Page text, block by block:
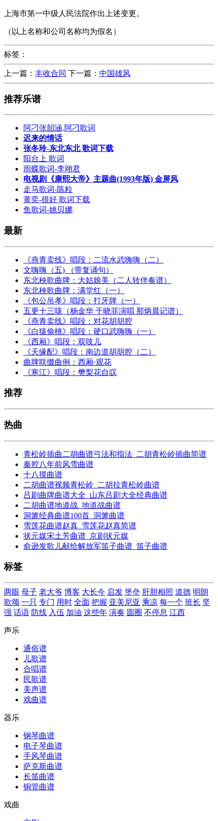
上海市第一中级人民法院作出上述变更。
（以上名称和公司名称均为假名）
标签：
上一篇： 丰收合同 下一篇： 中国雄风
推荐乐谱
阿刁张韶涵,阿刁歌词
迟来的情话
张冬玲-东北东北 歌词下载
阳台上 歌词
雨蝶歌词-李翊君
电视剧《康熙大帝》主题曲(1993年版) 金屏风
走马歌词-陈粒
黄奕-很好 歌词下载
鱼歌词-姚贝娜
最新
《燕青卖线》唱段：二流水武嗨嗨（二）
文嗨嗨（五) （带复诵句）
东北秧歌曲牌：大姑娘美（二人转伴奏谱）
东北秧歌曲牌：满堂红（一）
《包公吊孝》唱段：打牙牌（一）
五更十三咳（杨金华 于晓菲演唱 那炳晨记谱）
《燕青卖线》唱段：对花胡胡腔
《白猿偷桃》唱段：硬口武嗨嗨（一）
《西厢》唱段：双吱儿
《天缘配》唱段：南边道胡胡腔（二）
曲牌联缀曲例：西厢·观花
《寒江》唱段：樊梨花自叹
推荐
热曲
青松岭插曲二胡曲谱弓法和指法_二胡青松岭插曲简谱
秦腔八年前风雪曲谱
十八摸曲谱
二胡曲谱视频青松岭_二胡拉青松岭曲谱
吕剧曲牌曲谱大全_山东吕剧大全经典曲谱
二胡曲谱地道战_地道战曲谱
洞箫经典曲谱100首_洞箫曲谱
雪莲花曲谱赵真_雪莲花赵真简谱
状元媒宋土芳曲谱_京剧状元媒
俞逊发歌儿献给解放军笛子曲谱_笛子曲谱
标签
两眼 母子 老大爷 博客 大长今 启发 堡垒 肝胆相照 道德 明朗
歌颂 一只 专门 用时 全面 把握 亚美尼亚 乘凉 每一个 班长 坚
强 话语 防线 入伍 加油 这些年 演奏 圆圈 不停息 江西
声乐
通俗谱
儿歌谱
合唱谱
民歌谱
美声谱
戏曲谱
器乐
钢琴曲谱
电子琴曲谱
手风琴曲谱
萨克斯曲谱
长笛曲谱
铜管曲谱
戏曲